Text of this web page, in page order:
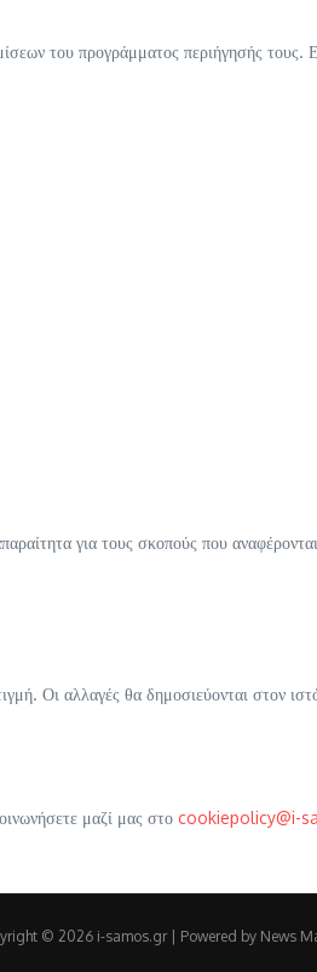
του προγράμματος περιήγησής τους.
για τους σκοπούς που
Οι αλλαγές θα δημοσιεύονται στον
μαζί μας στο cookiepolicy@i-
© 2026 i-samos.gr | Powered by News